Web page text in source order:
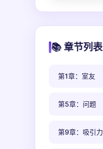
📚 章节列表
第1章：室友
第5章：问题
第9章：吸引力